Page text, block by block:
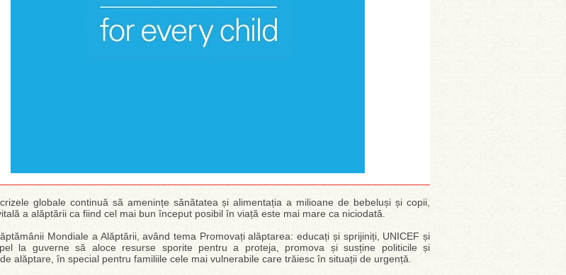
crizele globale continuă să amenințe sănătatea și alimentația a milioane de bebeluși și copii,
a alăptării ca fiind cel mai bun început posibil în viață este mai mare ca niciodată.
Mondiale a Alăptării, având tema Promovați alăptarea: educați și sprijiniți, UNICEF și
la guverne să aloce resurse sporite pentru a proteja, promova și susține politicile și
alăptare, în special pentru familiile cele mai vulnerabile care trăiesc în situații de urgență.